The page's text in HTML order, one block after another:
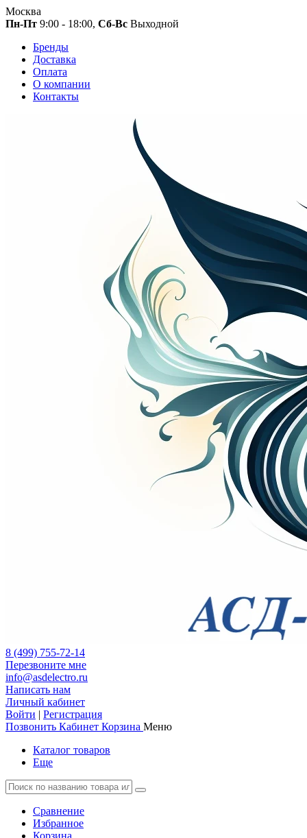
Москва
Пн-Пт 9:00 - 18:00, Сб-Вс Выходной
Бренды
Доставка
Оплата
О компании
Контакты
8 (499) 755-72-14
Перезвоните мне
info@asdelectro.ru
Написать нам
Личный кабинет
Войти | Регистрация
Позвонить Кабинет Корзина Меню
Каталог товаров
Еще
Сравнение
Избранное
Корзина